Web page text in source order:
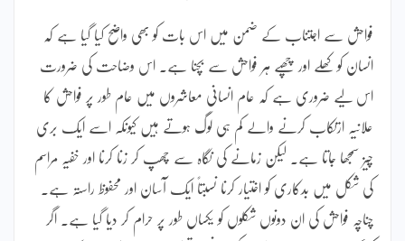
فواحش سے اجتناب کے ضمن میں اس بات کو بھی واضح کیا گیا ہے کہ
انسان کو کھلے اور چھپے ہر فواحش سے بچنا ہے۔ اس وضاحت کی ضرورت
اس لیے ضروری ہے کہ عام انسانی معاشروں میں عام طور پر فواحش کا
علانیہ ارتکاب کرنے والے کم ہی لوگ ہوتے ہیں کیونکہ اسے ایک بری
چیز سمجھا جاتا ہے۔ لیکن زمانے کی نگاہ سے چھپ کر زنا کرنا اور خفیہ مراسم
کی شکل میں بدکاری کو اختیار کرنا نسبتاً ایک آسان اور محفوظ راستہ ہے۔
چناچہ فواحش کی ان دونوں شکلوں کو یکساں طور پر حرام کر دیا گیا ہے۔ اگر